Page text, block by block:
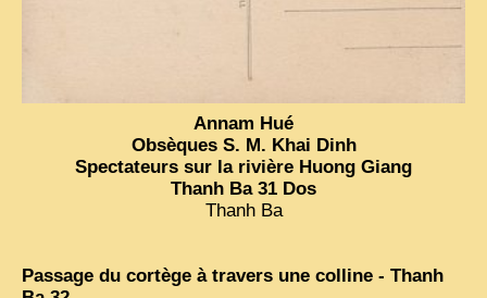
Annam Hué
Obsèques S. M. Khai Dinh
Spectateurs sur la rivière Huong Giang
Thanh Ba 31 Dos
Thanh Ba
Passage du cortège à travers une colline - Thanh